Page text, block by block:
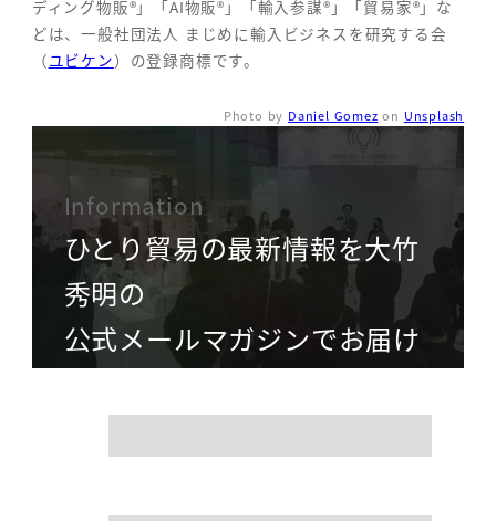
ディング物販®」「AI物販®」「輸入参謀®」「貿易家®」な
どは、一般社団法人 まじめに輸入ビジネスを研究する会
（ユビケン）の登録商標です。
Photo by Daniel Gomez on Unsplash
Information
ひとり貿易の最新情報を大竹
秀明の
公式メールマガジンでお届け